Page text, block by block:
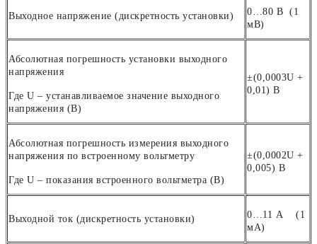
Выходное напряжение (дискретность установки)
0…80 В (1
мВ)
Абсолютная погрешность установки выходного
напряжения
Где U – устанавливаемое значение выходного
напряжения (В)
±(0,0003U +
0,01) В
Абсолютная погрешность измерения выходного
напряжения по встроенному вольтметру
Где U – показания встроенного вольтметра (В)
±(0,0002U +
0,005) В
Выходной ток (дискретность установки)
0…11 А (1
мА)